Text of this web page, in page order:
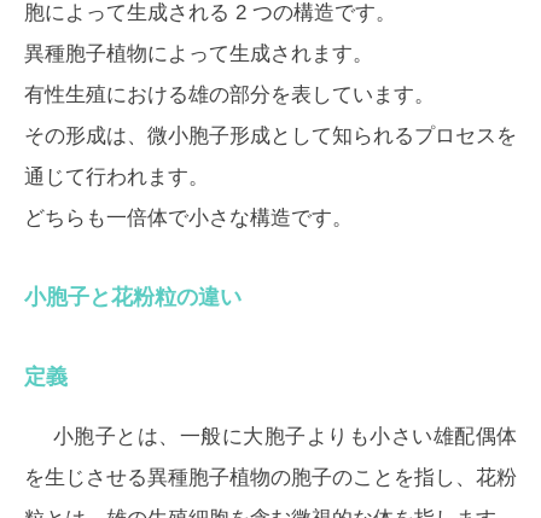
胞によって生成される 2 つの構造です。
異種胞子植物によって生成されます。
有性生殖における雄の部分を表しています。
その形成は、微小胞子形成として知られるプロセスを
通じて行われます。
どちらも一倍体で小さな構造です。
小胞子と花粉粒の違い
定義
小胞子とは、一般に大胞子よりも小さい雄配偶体
を生じさせる異種胞子植物の胞子のことを指し、花粉